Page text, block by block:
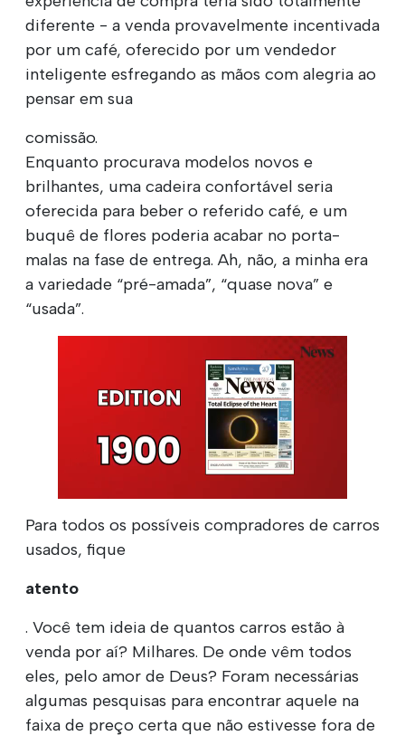
diferente - a venda provavelmente incentivada
por um café, oferecido por um vendedor
inteligente esfregando as mãos com alegria ao
pensar em sua
comissão.
Enquanto procurava modelos novos e
brilhantes, uma cadeira confortável seria
oferecida para beber o referido café, e um
buquê de flores poderia acabar no porta-
malas na fase de entrega. Ah, não, a minha era
a variedade “pré-amada”, “quase nova” e
“usada”.
Para todos os possíveis compradores de carros
usados, fique
atento
. Você tem ideia de quantos carros estão à
venda por aí? Milhares. De onde vêm todos
eles, pelo amor de Deus? Foram necessárias
algumas pesquisas para encontrar aquele na
faixa de preço certa que não estivesse fora de